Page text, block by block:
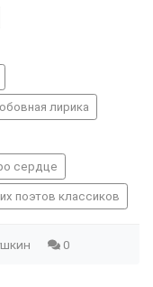
лирика
сердце
поэтов классиков
0